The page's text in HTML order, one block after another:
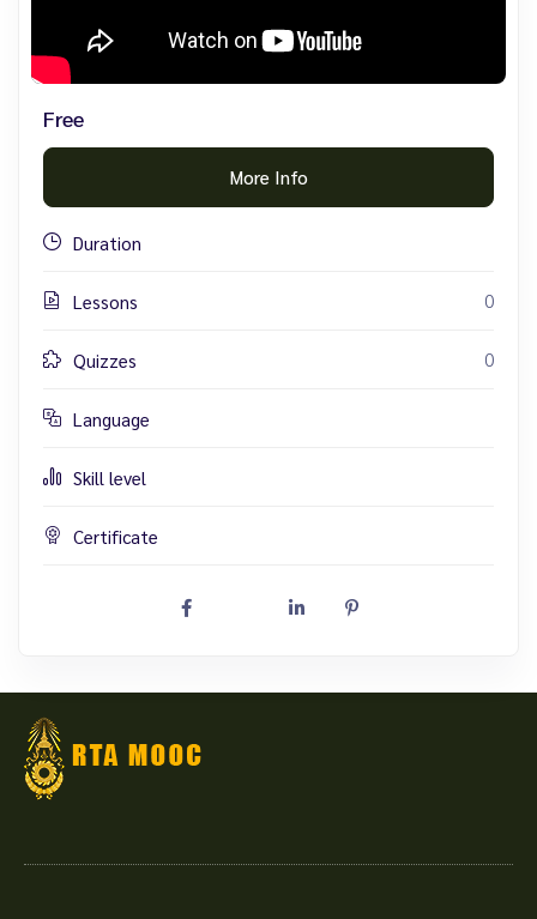
Free
More Info
Duration
Lessons 0
Quizzes 0
Language
Skill level
Certificate